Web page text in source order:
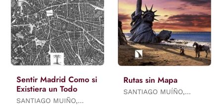
Sentir Madrid Como si
Existiera un Todo
SANTIAGO MUIÑO,
Rutas sin Mapa
SANTIAGO MUÍÑO,